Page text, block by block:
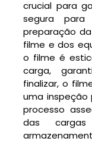
crucial para
segura
preparação
filme e dos
o filme é
carga,
finalizar, o
uma inspeção
processo
das